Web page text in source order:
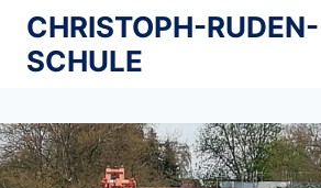
Zum
Inhalt
springen
CHRISTOPH-RUDEN-
SCHULE